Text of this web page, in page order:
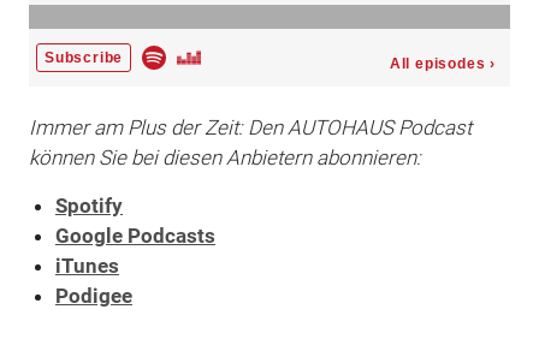
Immer am Plus der Zeit: Den AUTOHAUS Podcast
können Sie bei diesen Anbietern abonnieren:
Spotify
Google Podcasts
iTunes
Podigee